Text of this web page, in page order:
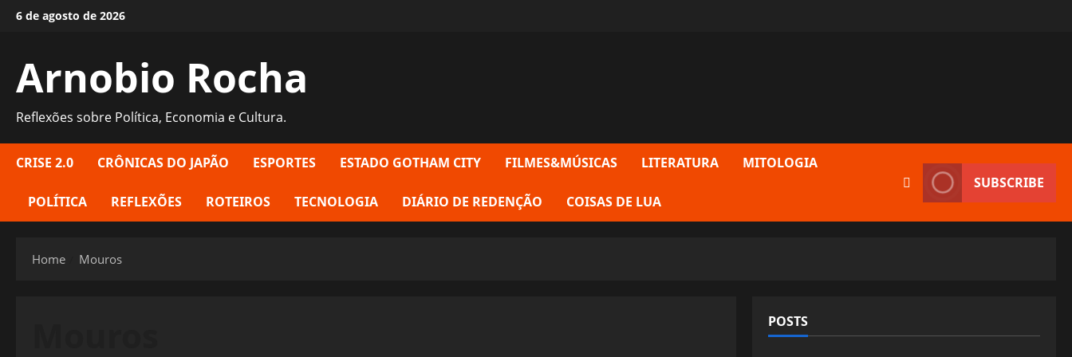
Skip6 de agosto de 2026
Arnobio Rocha
Reflexões sobre Política, Economia e Cultura.
CRISE 2.0 CRÔNICAS DO JAPÃO ESPORTES ESTADO GOTHAM CITY FILMES&MÚSICAS LITERATURA MITOLOGIA
POLÍTICA REFLEXÕES ROTEIROS TECNOLOGIA DIÁRIO DE REDENÇÃO COISAS DE LUA
SUBSCRIBE
Home Mouros
POSTS